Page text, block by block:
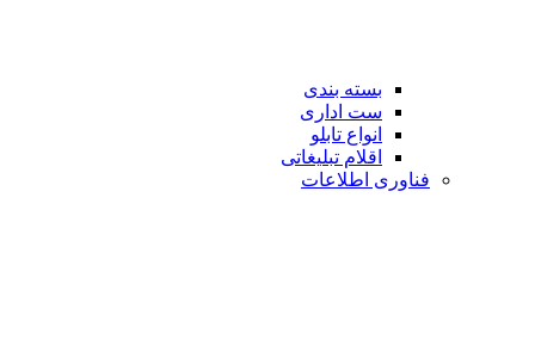
بسته بندی
ست اداری
انواع تابلو
اقلام تبلیغاتی
فناوری اطلاعات